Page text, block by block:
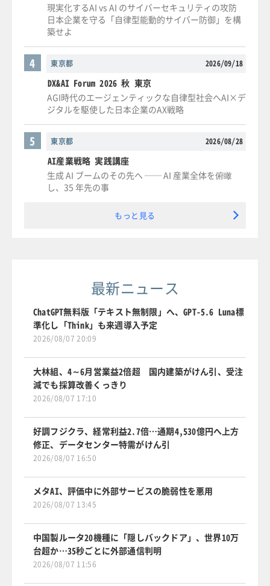
現実化するAI vs AI のサイバーセキュリティの攻防
日本企業を守る「自律型能動的サイバー防御」を構
築せよ
東京都 2026/09/18
4
DX&AI Forum 2026 秋 東京
AGI時代のエージェンティックな自律型社会へAI×デ
ジタルを駆使した日本企業のAX戦略
東京都 2026/08/28
5
AI産業戦略 実践講座
生成 AI ブームのその先へ ── AI 産業全体を俯瞰
し、35 年先の事
もっと見る
最新ニュース
ChatGPT無料版「テキスト無制限」へ、GPT-5.6 Luna標
準化し「Think」も来週導入予定
2026/08/07 20:09
大林組、4～6月営業益2倍超 国内建築がけん引、受注
減でも採算改善くっきり
2026/08/07 17:10
好調フジクラ、経常利益2.7倍…通期4,530億円へ上方
修正、データセンター特需がけん引
2026/08/07 16:50
メタAI、評価中に外部サービスの脆弱性を悪用
2026/08/07 13:45
中国製ルータ20機種に「隠しバックドア」、世界10万
台超か…35秒ごとに外部通信判明
2026/08/07 11:56